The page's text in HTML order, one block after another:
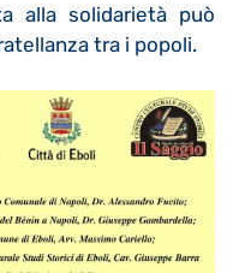
alla solidarietà può
tra i popoli.